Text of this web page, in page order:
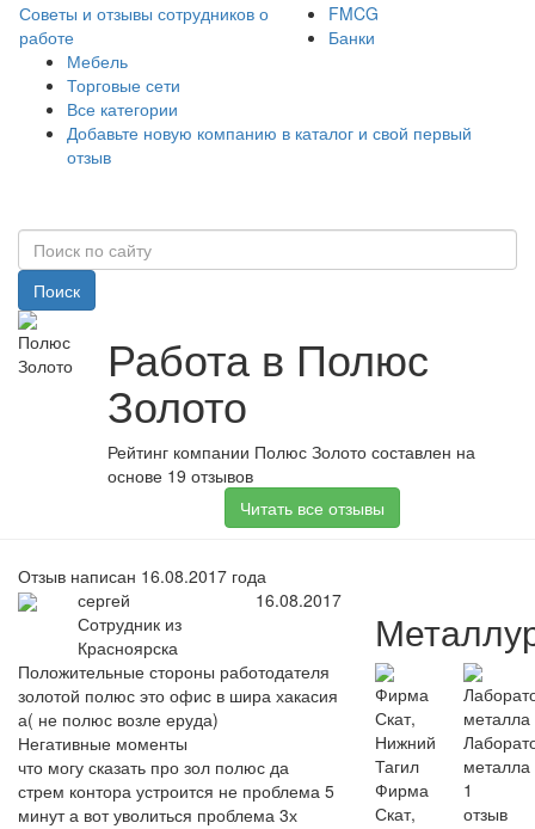
Советы и отзывы сотрудников о
работе
FMCG
Банки
Мебель
Торговые сети
Все категории
Добавьте новую компанию в каталог и свой первый
отзыв
Поиск
Работа в Полюс
Золото
Рейтинг компании Полюс Золото составлен на
основе 19 отзывов
Читать все отзывы
Отзыв написан 16.08.2017 года
сергей
Сотрудник из
Красноярска
16.08.2017
Положительные стороны работодателя
золотой полюс это офис в шира хакасия
а( не полюс возле еруда)
Негативные моменты
что могу сказать про зол полюс да
стрем контора устроится не проблема 5
минут а вот уволиться проблема 3х
Фирма
Скат,
металла
1
отзыв